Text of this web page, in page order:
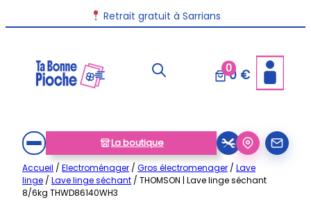
au
Retrait gratuit à Sarrians
Livraison disponible dans toute la France
00 €
La boutique
Accueil / Electroménager / Gros électromenager / Lave
linge / Lave linge séchant / THOMSON | Lave linge séchant
8/6kg THWD86140WH3